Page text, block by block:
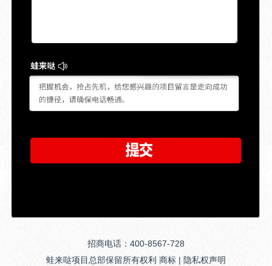
招商电话：400-8567-728
蛙来哒项目总部保留所有权利 商标 | 隐私权声明